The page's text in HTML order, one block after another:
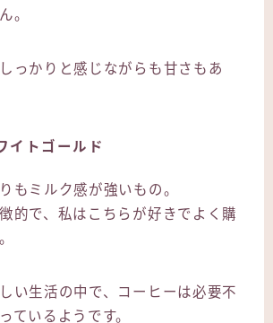
。
っかりと感じながらも甘さもあ
イトゴールド
もミルク感が強いもの。
的で、私はこちらが好きでよく購
い生活の中で、コーヒーは必要不
ているようです。